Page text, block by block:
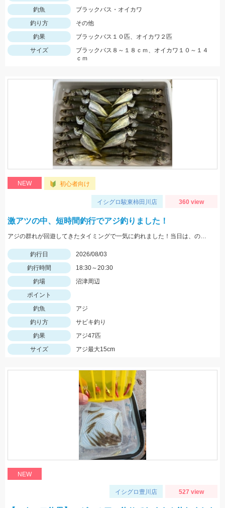
釣魚
ブラックバス・オイカワ
釣り方
その他
釣果
ブラックバス１０匹、オイカワ２匹
サイズ
ブラックバス８～１８ｃｍ、オイカワ１０～１４
ｃｍ
NEW 初心者向け
イシグロ駿東柿田川店 360 view
激アツの中、短時間釣行でアジ釣りました！
アジの群れが回遊してきたタイミングで一気に釣れました！当日は、のべ竿と豆アジマッチ・スピード餌つけ器仕掛・生アミエビなどを使用しました。
釣行日
2026/08/03
釣行時間
18:30～20:30
釣場
沼津周辺
ポイント
釣魚
アジ
釣り方
サビキ釣り
釣果
アジ47匹
サイズ
アジ最大15cm
NEW
イシグロ豊川店 527 view